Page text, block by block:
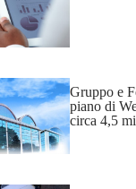
Gruppo e
piano di
circa 4,5